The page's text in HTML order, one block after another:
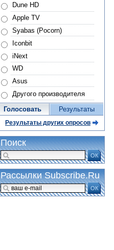
Dune HD
Apple TV
Syabas (Pocorn)
Iconbit
iNext
WD
Asus
Другого производителя
Голосовать Результаты
Результаты других опросов
Поиск
ОК
Рассылки Subscribe.Ru
ОК